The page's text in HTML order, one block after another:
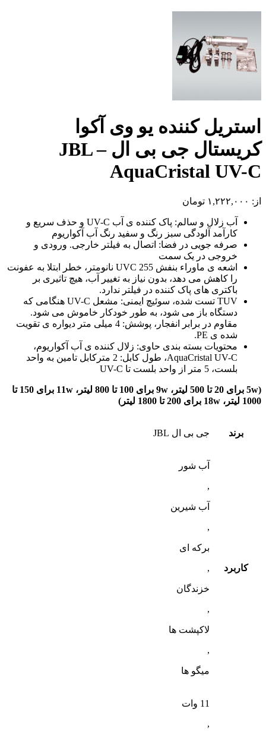
استریل کننده یو وی آکوا
کریستال جی بی ال – JBL
AquaCristal UV-C
از: ۱,۲۲۲,۰۰۰ تومان
آب زلال و سالم: پاک کننده ی آب UV-C و حذف سریع و
کارآمد آلودگی سبز رنگ و سفید رنگ آب آکواریوم
صرفه جویی در فضا: اتصال به فیلتر خارجی. ورودی و
خروجی در یک سمت
اشعه ی ماوراء بنفش UVC 255 نانومتر، خطر ابتلا به عفونت
را کاهش می دهد، بدون نیاز به تغییر آب، هیچ تاثیری بر
باکتری های پاک کننده در فیلتر ندارد.
TUV تست شده، سوئیچ ایمنی: مشعل UV-C هنگامی که
دستگاه باز می شود، به طور خودکار خاموش می شود.
مقاوم در برابر انفجار، پوشش: 4 میلی متر دیواره ی تقویت
شده ی PE.
محتویات بسته بندی حاوی: زلال کننده ی آب آکواریوم،
AquaCristal UV-C، طول کابل: 2 مترکابل تامین به واحد
بلست، 5 متر از واحد بلست تا UV-C
(
5w برای 20 تا 500 لیتر، 9w برای 100 تا 800 لیتر، 11w
برای 150 تا
1000 لیتر،
18w برای 200 تا 1800 لیتر)
برند جی بی ال JBL
کاربرد
آب شور
,
آب شیرین
,
برکه ای
,
خزندگان
,
لاکپشت ها
,
میگو ها
11 وات
,